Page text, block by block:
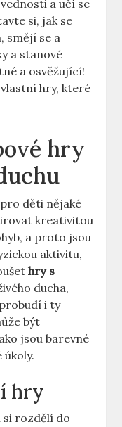
a učí se
si, jak se
smějí se a
a stanové
a osvěžující!
hry, které
hry
děti nějaké
kreativitou
a proto jsou
aktivitu,
hry s
ducha,
i ty
být
jsou barevné
úkoly.
hry
si rozdělí do